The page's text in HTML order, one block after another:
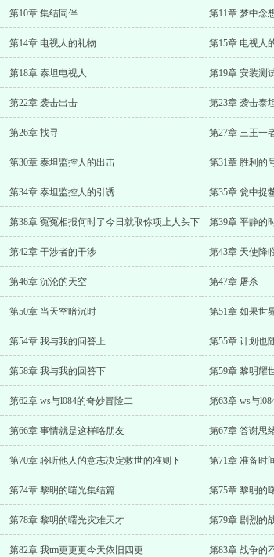
第10章 集结同伴 第11章 梦中念
第14章 电视人的礼物 第15章 电视人
第18章 泰坦电视人 第19章 安装测
第22章 袭击出击 第23章 袭击泰
第26章 找寻 第27章 三王一
第30章 泰坦监控人的出击 第31章 胜利的
第34章 泰坦监控人的引诱 第35章 瓮中捉
第38章 冤冤相报何时了今日就取你项上人头下 第39章 平静的
第42章 干涉者的干涉
第46章 沉沦的天空 第47章 屠杀
第50章 当天空暗沉时 第51章 如果世
第54章 我与我的问答上 第55章 计划也
第58章 我与我的回答下 第59章 黎明耀
第62章 ws与l084的奇妙冒险二 第63章 ws与
第66章 事情就是这样咯朋友 第67章 答谢思
第70章 聆听他人的意志决定救世的准则下 第71章 准备时
第74章 黎明的曙光集结篇 第75章 黎明的
第78章 黎明的曙光灾难天才 第79章 剧烈的
第82章 我tm更更更今天依旧四更 第83章 战争的